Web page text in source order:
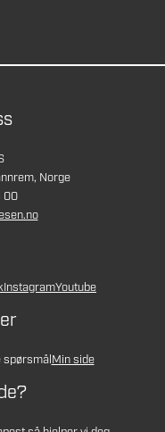
Norge
00
InstagramYoutube
Min side